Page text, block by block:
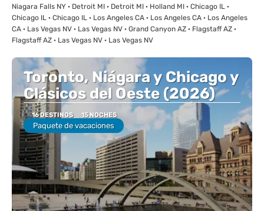
Niagara Falls NY · Detroit MI · Detroit MI · Holland MI · Chicago IL ·
Chicago IL · Chicago IL · Los Angeles CA · Los Angeles CA · Los Angeles
CA · Las Vegas NV · Las Vegas NV · Grand Canyon AZ · Flagstaff AZ ·
Flagstaff AZ · Las Vegas NV · Las Vegas NV
Toronto, Niágara y Chicago y
Clásicos del Oeste (2026)
16 DESTINOS 15 NOCHES
Paquete de vacaciones